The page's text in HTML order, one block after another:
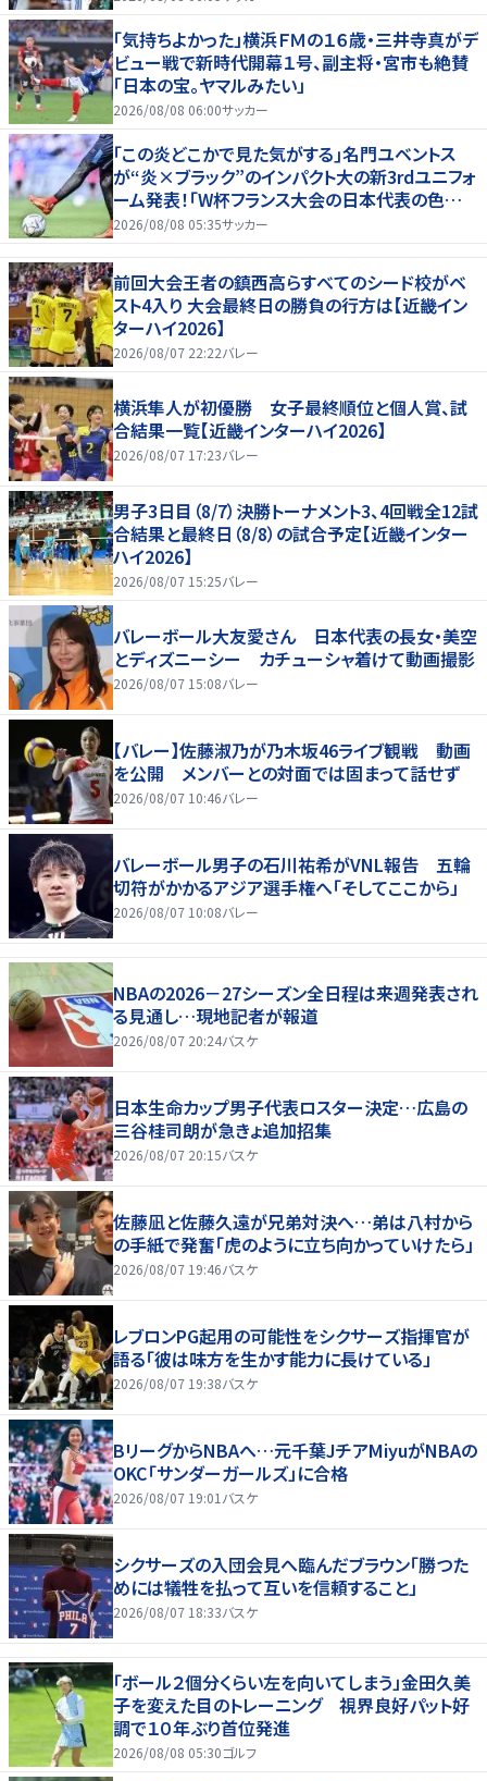
「気持ちよかった」横浜ＦＭの１６歳・三井寺真がデ
ビュー戦で新時代開幕１号、副主将・宮市も絶賛
「日本の宝。ヤマルみたい」
2026/08/08 06:00サッカー
｢この炎どこかで見た気がする｣名門ユベントス
が“炎×ブラック”のインパクト大の新3rdユニフォ
ーム発表！｢W杯フランス大会の日本代表の色違
いを感じさせる｣
2026/08/08 05:35サッカー
前回大会王者の鎮西高らすべてのシード校がベ
スト4入り 大会最終日の勝負の行方は【近畿イン
ターハイ2026】
2026/08/07 22:22バレー
横浜隼人が初優勝 女子最終順位と個人賞、試
合結果一覧【近畿インターハイ2026】
2026/08/07 17:23バレー
男子3日目（8/7）決勝トーナメント3、4回戦全12試
合結果と最終日（8/8）の試合予定【近畿インター
ハイ2026】
2026/08/07 15:25バレー
バレーボール大友愛さん 日本代表の長女・美空
とディズニーシー カチューシャ着けて動画撮影
2026/08/07 15:08バレー
【バレー】佐藤淑乃が乃木坂46ライブ観戦 動画
を公開 メンバーとの対面では固まって話せず
2026/08/07 10:46バレー
バレーボール男子の石川祐希がVNL報告 五輪
切符がかかるアジア選手権へ「そしてここから」
2026/08/07 10:08バレー
NBAの2026－27シーズン全日程は来週発表され
る見通し…現地記者が報道
2026/08/07 20:24バスケ
日本生命カップ男子代表ロスター決定…広島の
三谷桂司朗が急きょ追加招集
2026/08/07 20:15バスケ
佐藤凪と佐藤久遠が兄弟対決へ…弟は八村から
の手紙で発奮「虎のように立ち向かっていけたら」
2026/08/07 19:46バスケ
レブロンPG起用の可能性をシクサーズ指揮官が
語る「彼は味方を生かす能力に長けている」
2026/08/07 19:38バスケ
BリーグからNBAへ…元千葉JチアMiyuがNBAの
OKC「サンダーガールズ」に合格
2026/08/07 19:01 バスケ
シクサーズの入団会見へ臨んだブラウン「勝つた
めには犠牲を払って互いを信頼すること」
2026/08/07 18:33バスケ
「ボール２個分くらい左を向いてしまう」金田久美
子を変えた目のトレーニング 視界良好パット好
調で１０年ぶり首位発進
2026/08/08 05:30ゴルフ